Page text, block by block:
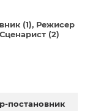
(1) Режисер
Сценарист (2)
постановник